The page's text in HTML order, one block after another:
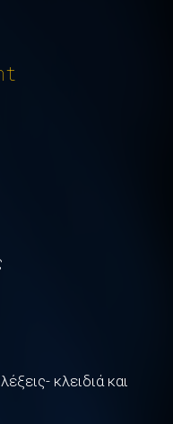
κλειδιά και